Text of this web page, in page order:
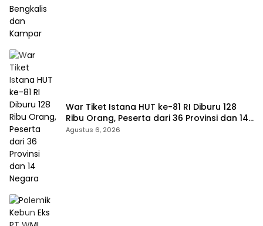
War Tiket Istana HUT ke-81 RI Diburu 128
Ribu Orang, Peserta dari 36 Provinsi dan 14
Negara
Agustus 6, 2026